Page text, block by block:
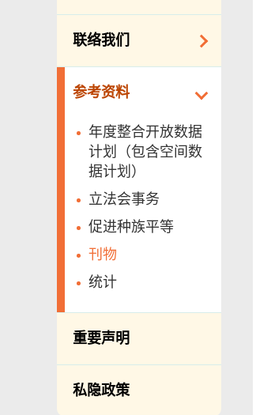
备存纪录一览表
相关政府机构
联络我们
查询、建议、要求
和投诉
常用电话号码
分区环境衞生办事
处地址及电话
渗水投诉调查联合
办事处 办公时间、
无障碍主任
由食物环境卫生署
办理作公事用途的
声明／宣誓
参考资料
年度整合开放数据
计划（包含空间数
据计划）
立法会事务
促进种族平等
刊物
统计
重要声明
私隐政策